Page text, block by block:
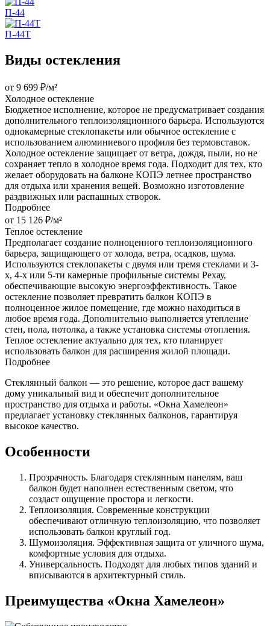
П-44
П-44Т
Виды остекления
от 9 699 ₽/м²
Холодное остекление
Бюджетное исполнение, которое не предусматривает создания
дополнительного теплоизоляционного барьера. Используются
однокамерные стеклопакеты или обычное остекление с
использованием алюминиевого профиля без термовставок.
Холодное остекление защищает от ветра, дождя, пыли, но не
сохраняет тепло в холодное время года. Подходит для тех, кто
желает оборудовать на балконе КОПЭ летнее пространство
для отдыха или хранения вещей. Возможно изготовление
раздвижных или распашных створок.
Подробнее
от 15 126 ₽/м²
Теплое остекление
Предполагает создание полноценного теплоизоляционного
барьера, защищающего от холода, ветра, осадков, шума.
Используются стеклопакеты с двумя или тремя стеклами и 3-
х, 4-х или 5-ти камерные профильные системы Рехау,
обеспечивающие высокую энергоэффективность. Такое
остекление позволяет превратить балкон КОПЭ в
полноценное жилое помещение, где можно находиться в
любое время года. Дополнительно выполняется утепление
стен, пола, потолка, а также установка системы отопления.
Теплое остекление актуально для тех, кто планирует
использовать балкон для расширения жилой площади.
Подробнее
Стеклянный балкон — это решение, которое даст вашему
дому уникальный вид и обеспечит дополнительное
пространство для отдыха и работы. «Окна Хамелеон»
предлагает установку стеклянных балконов, гарантируя
высокое качество.
Особенности
Прозрачность. Благодаря стеклянным панелям, ваш
балкон будет наполнен естественным светом, что
создаст ощущение простора и легкости.
Теплоизоляция. Современные конструкции
обеспечивают отличную теплоизоляцию, что позволяет
использовать балкон круглый год.
Шумоизоляция. Эффективная защита от уличного шума,
комфортные условия для отдыха.
Универсальность. Подходят для любых типов зданий и
вписываются в архитектурный стиль.
Преимущества «Окна Хамелеон»